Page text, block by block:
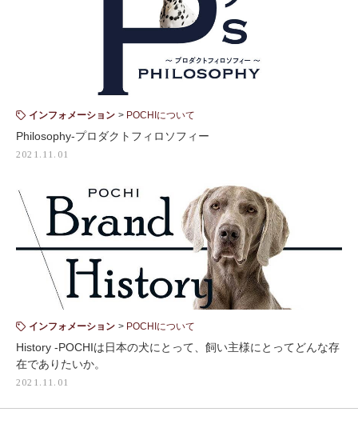
インフォメーション POCHIについて
Philosophy-プロダクトフィロソフィー
2021.11.01
インフォメーション POCHIについて
History -POCHIは日本の犬にとって、飼い主様にとってどんな存
在でありたいか。
2021.11.01